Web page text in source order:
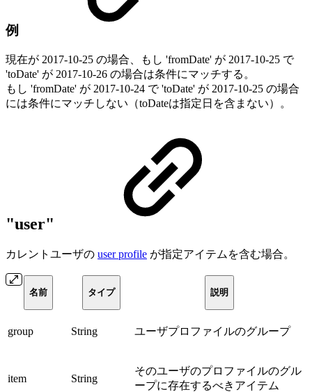
例
現在が 2017-10-25 の場合、もし 'fromDate' が 2017-10-25 で
'toDate' が 2017-10-26 の場合は条件にマッチする。
もし 'fromDate' が 2017-10-24 で 'toDate' が 2017-10-25 の場合
には条件にマッチしない（toDateは指定日を含まない）。
"user"
カレントユーザの user profile が指定アイテムを含む場合。
名前 タイプ 説明
group String ユーザプロファイルのグループ
item String
そのユーザのプロファイルのグル
ープに存在するべきアイテム